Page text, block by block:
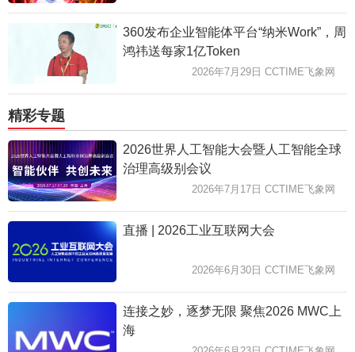
360发布企业智能体平台“纳米Work”，周
鸿祎送每家1亿Token
2026年7月29日 CCTIME飞象网
精彩专题
2026世界人工智能大会暨人工智能全球
治理高级别会议
2026年7月17日 CCTIME飞象网
直播 | 2026工业互联网大会
2026年6月30日 CCTIME飞象网
连接之妙，逐梦无限 聚焦2026 MWC上
海